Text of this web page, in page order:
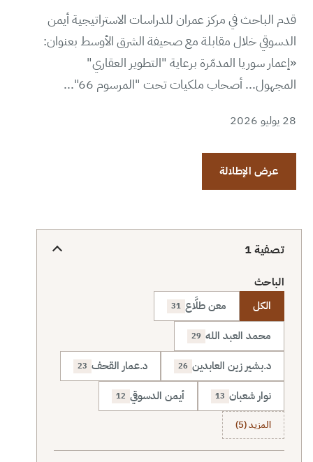
قدم الباحث في مركز عمران للدراسات الاستراتيجية أيمن
الدسوقي خلال مقابلة مع صحيفة الشرق الأوسط بعنوان:
«إعمار سوريا المدمّرة برعاية "التطوير العقاري"
المجهول... أصحاب ملكيات تحت "المرسوم 66"...
28 يوليو 2026
عرض الإطلالة
تصفية1
الباحث
الكل
معن طلَّاع 31
محمد العبد الله 29
د.بشير زين العابدين 26 د.عمار القحف 23
نوار شعبان 13 أيمن الدسوقي 12
المزيد (5)